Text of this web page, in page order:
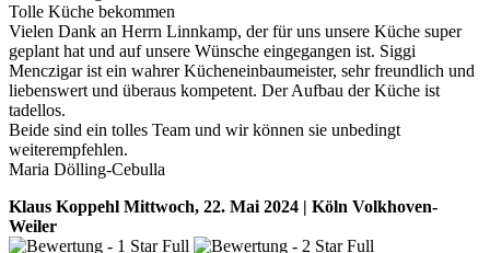
Tolle Küche bekommen
Vielen Dank an Herrn Linnkamp, der für uns unsere Küche super
geplant hat und auf unsere Wünsche eingegangen ist. Siggi
Menczigar ist ein wahrer Kücheneinbaumeister, sehr freundlich und
liebenswert und überaus kompetent. Der Aufbau der Küche ist
tadellos.
Beide sind ein tolles Team und wir können sie unbedingt
weiterempfehlen.
Maria Dölling-Cebulla
Klaus Koppehl Mittwoch, 22. Mai 2024 | Köln Volkhoven-
Weiler